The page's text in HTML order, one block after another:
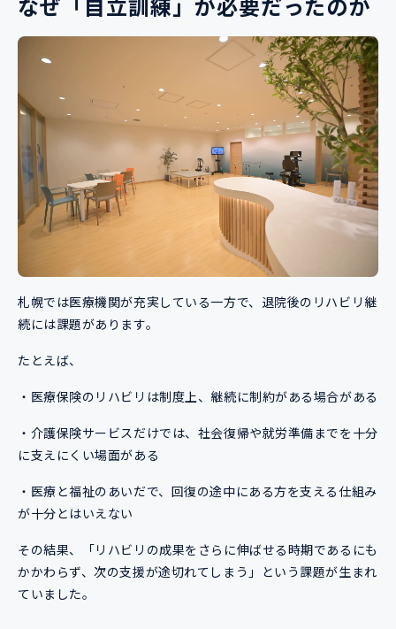
札幌では医療機関が充実している一方で、退院後のリハビリ継
続には課題があります。
たとえば、
・医療保険のリハビリは制度上、継続に制約がある場合がある
・介護保険サービスだけでは、社会復帰や就労準備までを十分
に支えにくい場面がある
・医療と福祉のあいだで、回復の途中にある方を支える仕組み
が十分とはいえない
その結果、「リハビリの成果をさらに伸ばせる時期であるにも
かかわらず、次の支援が途切れてしまう」という課題が生まれ
ていました。